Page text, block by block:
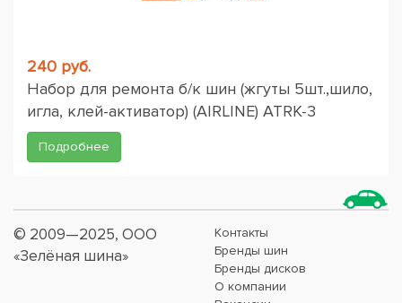
240 руб.
Набор для ремонта б/к шин (жгуты 5шт.,шило,
игла, клей-активатор) (AIRLINE) ATRK-3
Подробнее
© 2009—2025, ООО
«Зелёная шина»
Контакты
Бренды шин
Бренды дисков
О компании